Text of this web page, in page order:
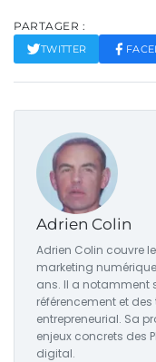
PARTAGER :
TWITTER
Adrien Colin
Adrien Colin couvre
marketing
ans. Il a notamment
référencement et
entrepreneurial. Sa
enjeux concrets des
digital.